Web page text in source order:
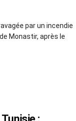
par un incendie
Monastir, après le